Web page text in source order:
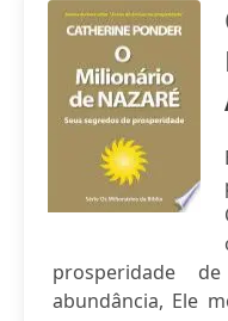
prosperidade
abundância, Ele